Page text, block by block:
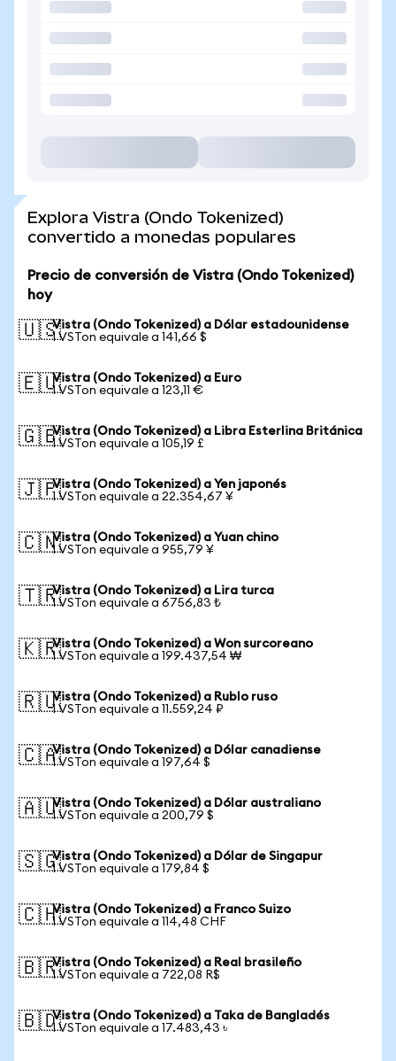
Explora Vistra (Ondo Tokenized)
convertido a monedas populares
Precio de conversión de Vistra (Ondo Tokenized)
hoy
🇺🇸Vistra (Ondo Tokenized) a Dólar estadounidense
1 VSTon equivale a 141,66 $
🇪🇺Vistra (Ondo Tokenized) a Euro
1 VSTon equivale a 123,11 €
🇬🇧Vistra (Ondo Tokenized) a Libra Esterlina Británica
1 VSTon equivale a 105,19 £
🇯🇵Vistra (Ondo Tokenized) a Yen japonés
1 VSTon equivale a 22.354,67 ¥
🇨🇳Vistra (Ondo Tokenized) a Yuan chino
1 VSTon equivale a 955,79 ¥
🇹🇷Vistra (Ondo Tokenized) a Lira turca
1 VSTon equivale a 6756,83 ₺
🇰🇷Vistra (Ondo Tokenized) a Won surcoreano
1 VSTon equivale a 199.437,54 ₩
🇷🇺Vistra (Ondo Tokenized) a Rublo ruso
1 VSTon equivale a 11.559,24 ₽
🇨🇦Vistra (Ondo Tokenized) a Dólar canadiense
1 VSTon equivale a 197,64 $
🇦🇺Vistra (Ondo Tokenized) a Dólar australiano
1 VSTon equivale a 200,79 $
🇸🇬Vistra (Ondo Tokenized) a Dólar de Singapur
1 VSTon equivale a 179,84 $
🇨🇭Vistra (Ondo Tokenized) a Franco Suizo
1 VSTon equivale a 114,48 CHF
🇧🇷Vistra (Ondo Tokenized) a Real brasileño
1 VSTon equivale a 722,08 R$
🇧🇩Vistra (Ondo Tokenized) a Taka de Bangladés
1 VSTon equivale a 17.483,43 ৳